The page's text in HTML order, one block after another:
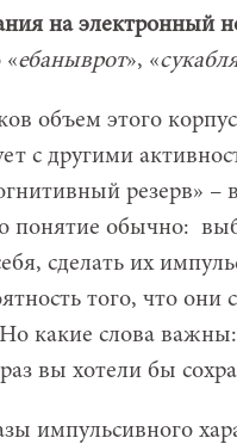
на электронный
«ебаныврот», «
объем этого
с другими
резерв» –
понятие обычно:
сделать их
того, что они
какие слова
вы хотели бы
импульсивного